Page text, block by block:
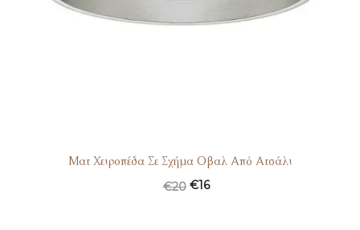
Ματ Χειροπέδα Σε Σχήμα Οβαλ Από Ατσάλι
€20 €16